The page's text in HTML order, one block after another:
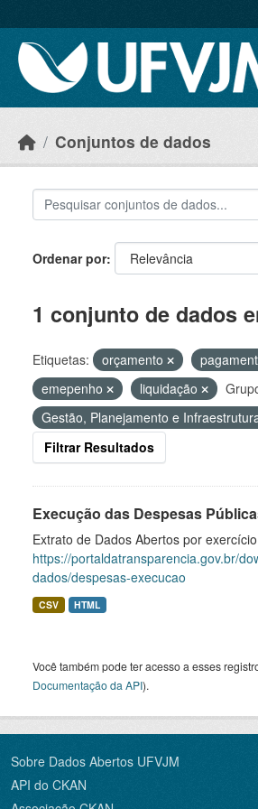
Conjuntos de dados
Ordenar por
1 conjunto de dados
Etiquetas: orçamento
emepenho
liquidação
Gestão, Planejamento e
Filtrar Resultados
Execução das Despesas
Extrato de Dados Abertos por
https://portaldatransparencia.gov.br/
dados/despesas-execucao
CSV HTML
Você também pode ter acesso a esses
Documentação da API).
Sobre Dados Abertos UFVJM
API do CKAN